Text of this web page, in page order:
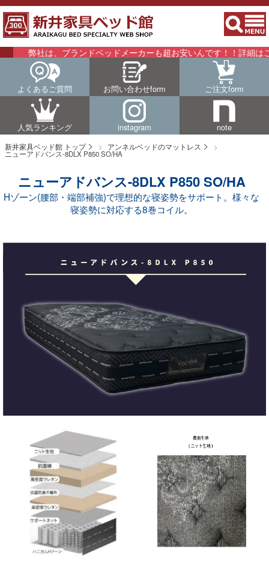
は、ブランドベッドメーカーも超お安いんです！！詳細はこちらを
よくあるご質問 お問い合わせform ご注文form
人気ランキング instagram note
新井家具ベッド館 トップ アンネルベッドのマットレス
ニューアドバンス-8DLX P850 SO/HA
ニューアドバンス-8DLX P850 SO/HA
Hゾーン(腰部・端部補強)で理想的な寝姿勢をサポート。様々な
寝姿勢に対応する8巻コイル。